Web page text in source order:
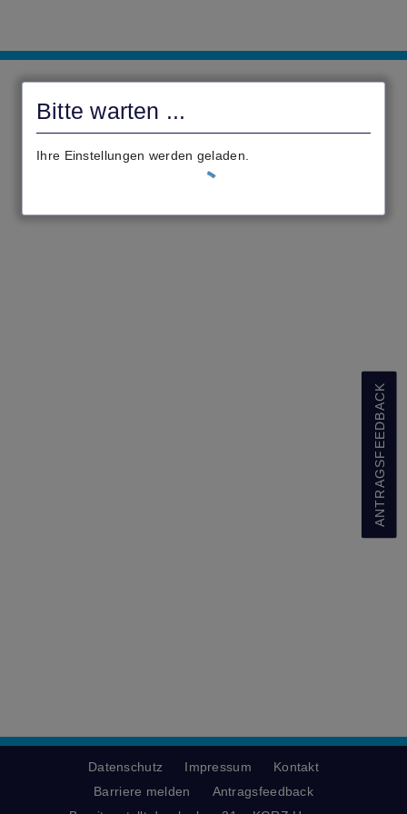
Bitte warten ...
Ihre Einstellungen werden geladen.
ANTRAGSFEEDBACK
Datenschutz Impressum
Kontakt
Barriere melden
Antragsfeedback